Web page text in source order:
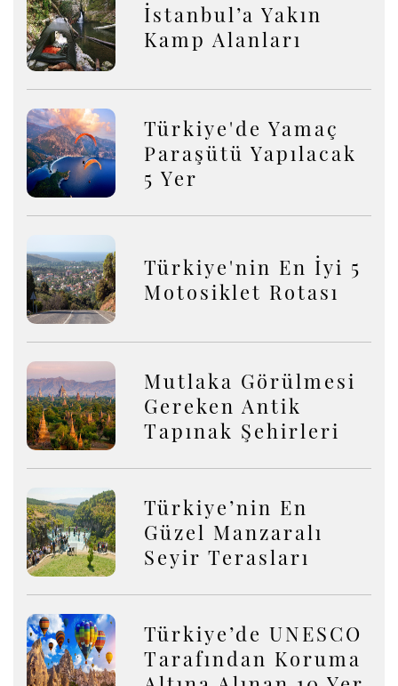
İstanbul’a Yakın
Kamp Alanları
Türkiye'de Yamaç
Paraşütü Yapılacak
5 Yer
Türkiye'nin En İyi 5
Motosiklet Rotası
Mutlaka Görülmesi
Gereken Antik
Tapınak Şehirleri
Türkiye’nin En
Güzel Manzaralı
Seyir Terasları
Türkiye’de UNESCO
Tarafından Koruma